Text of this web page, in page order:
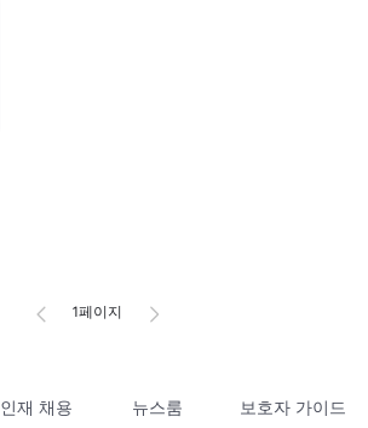
1페이지
인재 채용 뉴스룸 보호자 가이드